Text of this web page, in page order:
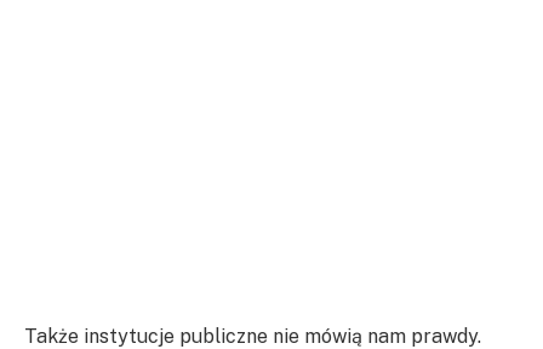
Także instytucje publiczne nie mówią nam prawdy.